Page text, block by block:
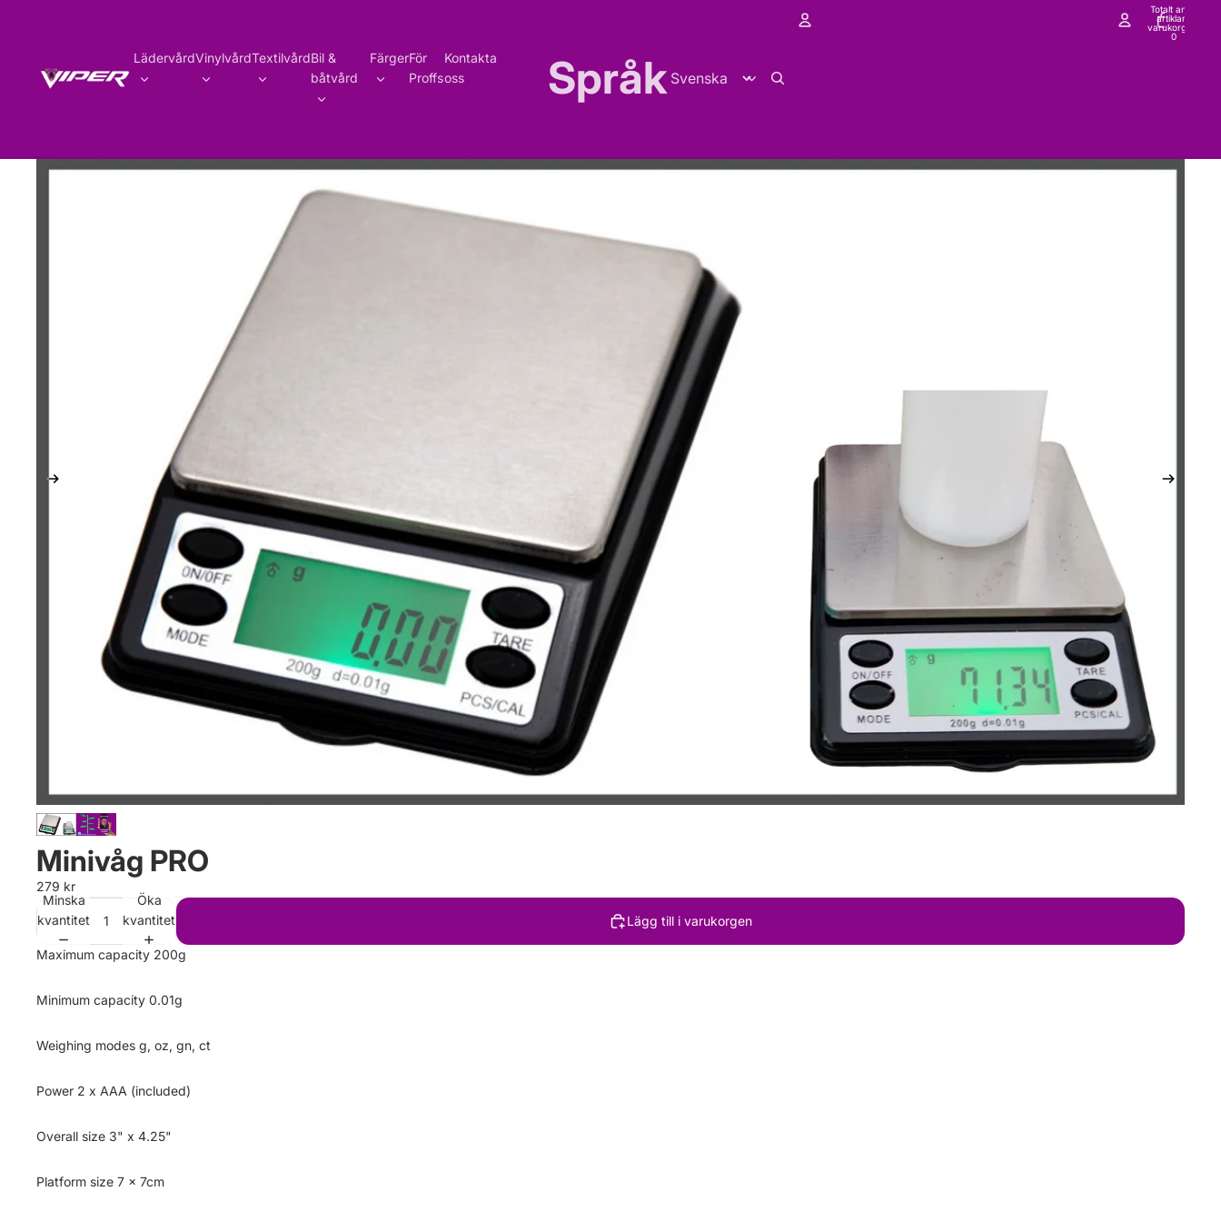
LädervårdVinylvårdTextilvårdBil &
båtvård
FärgerFör
Proffs
Kontakta
oss
Språk
Totalt antal
artiklar i
varukorgen:
0
Minivåg PRO
279 kr
Minska
kvantitet
Öka
kvantitet
Lägg till i varukorgen
Maximum capacity 200g
Minimum capacity 0.01g
Weighing modes g, oz, gn, ct
Power 2 x AAA (included)
Overall size 3" x 4.25"
Platform size 7 x 7cm